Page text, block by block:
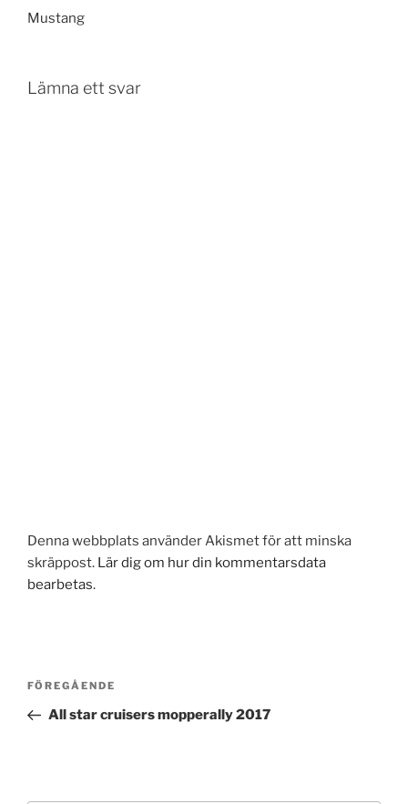
Mustang
Lämna ett svar
Denna webbplats använder Akismet för att minska
skräppost. Lär dig om hur din kommentarsdata
bearbetas.
Inläggsnavigering
Föregående
inlägg
FÖREGÅENDE
All star cruisers mopperally 2017